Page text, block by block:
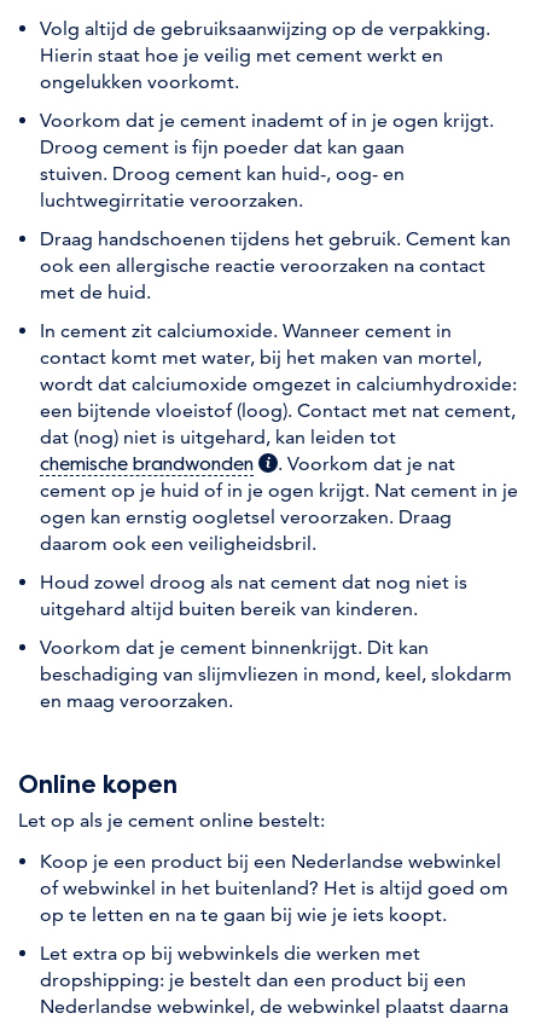
Volg altijd de gebruiksaanwijzing op de verpakking.
Hierin staat hoe je veilig met cement werkt en
ongelukken voorkomt.
Voorkom dat je cement inademt of in je ogen krijgt.
Droog cement is fijn poeder dat kan gaan
stuiven. Droog cement kan huid-, oog- en
luchtwegirritatie veroorzaken.
Draag handschoenen tijdens het gebruik. Cement kan
ook een allergische reactie veroorzaken na contact
met de huid.
In cement zit calciumoxide. Wanneer cement in
contact komt met water, bij het maken van mortel,
wordt dat calciumoxide omgezet in calciumhydroxide:
een bijtende vloeistof (loog). Contact met nat cement,
dat (nog) niet is uitgehard, kan leiden tot
chemische brandwonden (extra informatie)
. Voorkom dat je nat
cement op je huid of in je ogen krijgt. Nat cement in je
ogen kan ernstig oogletsel veroorzaken. Draag
daarom ook een veiligheidsbril.
Houd zowel droog als nat cement dat nog niet is
uitgehard altijd buiten bereik van kinderen.
Voorkom dat je cement binnenkrijgt. Dit kan
beschadiging van slijmvliezen in mond, keel, slokdarm
en maag veroorzaken.
Online kopen
Let op als je cement online bestelt:
Koop je een product bij een Nederlandse webwinkel
of webwinkel in het buitenland? Het is altijd goed om
op te letten en na te gaan bij wie je iets koopt.
Let extra op bij webwinkels die werken met
dropshipping: je bestelt dan een product bij een
Nederlandse webwinkel, de webwinkel plaatst daarna